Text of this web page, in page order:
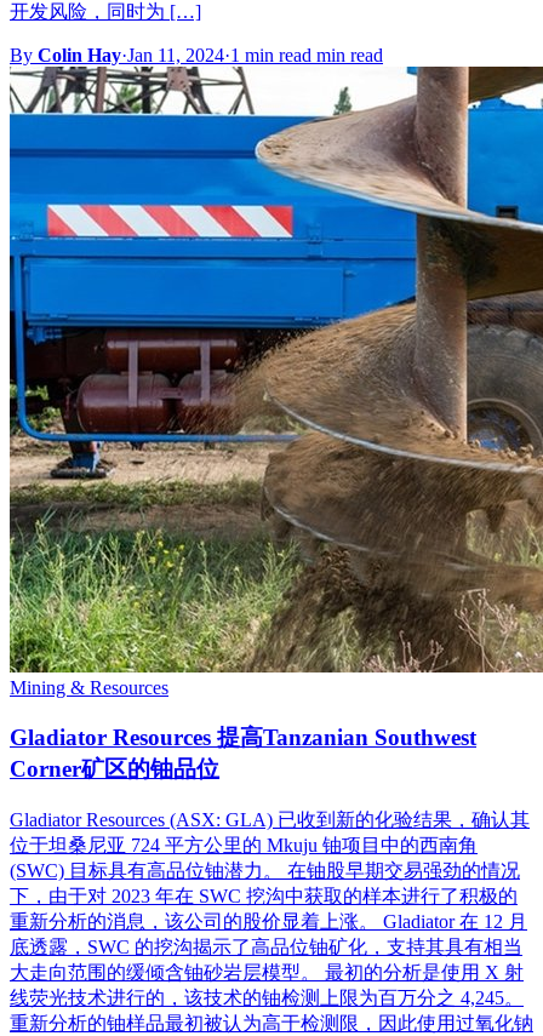
开发风险，同时为 […]
By Colin Hay·Jan 11, 2024·1 min read min read
Mining & Resources
Gladiator Resources 提高Tanzanian Southwest
Corner矿区的铀品位
Gladiator Resources (ASX: GLA) 已收到新的化验结果，确认其
位于坦桑尼亚 724 平方公里的 Mkuju 铀项目中的西南角
(SWC) 目标具有高品位铀潜力。 在铀股早期交易强劲的情况
下，由于对 2023 年在 SWC 挖沟中获取的样本进行了积极的
重新分析的消息，该公司的股价显着上涨。 Gladiator 在 12 月
底透露，SWC 的挖沟揭示了高品位铀矿化，支持其具有相当
大走向范围的缓倾含铀砂岩层模型。 最初的分析是使用 X 射
线荧光技术进行的，该技术的铀检测上限为百万分之 4,245。
重新分析的铀样品最初被认为高于检测限，因此使用过氧化钠